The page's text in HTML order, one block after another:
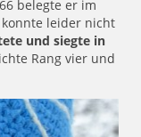
belegte er im
leider nicht
und siegte in
Rang vier und